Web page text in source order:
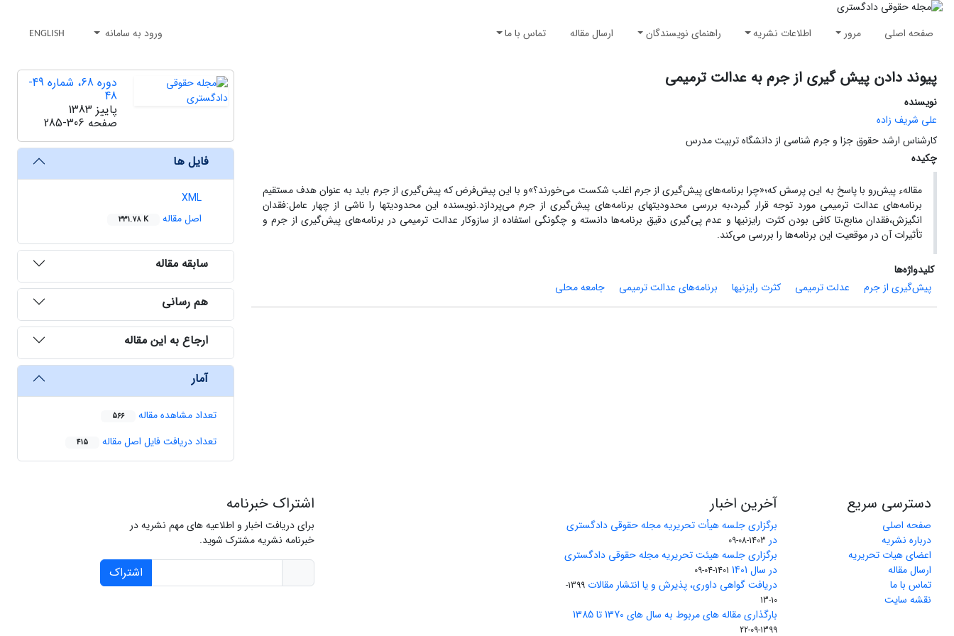
صفحه اصلی مرور اطلاعات نشریه راهنمای نویسندگان ارسال مقاله تماس با ما ورود به سامانه ENGLISH
پیوند دادن پیش گیری از جرم به عدالت ترمیمی
نویسنده
علی شریف زاده
کارشناس ارشد حقوق جزا و جرم شناسی از دانشگاه تربیت مدرس
چکیده
مقالهء پیش‌رو با پاسخ به این پرسش که؛«چرا برنامه‌های پیش‌گیری از جرم‌ اغلب شکست می‌خورند؟»و با این پیش‌فرض که پیش‌گیری از جرم باید به‌ عنوان هدف مستقیم
برنامه‌های عدالت ترمیمی مورد توجه قرار گیرد،به‌ بررسی محدودیتهای برنامه‌های پیش‌گیری از جرم می‌پردازد.نویسنده این‌ محدودیتها را ناشی از چهار عامل:فقدان
انگیزش،فقدان منابع،تا کافی‌ بودن کثرت رایزنیها و عدم پی‌گیری دقیق برنامه‌ها دانسته و چگونگی‌ استفاده از سازوکار عدالت ترمیمی در برنامه‌های پیش‌گیری از جرم و
تأثیرات آن در موقعیت این برنامه‌ها را بررسی می‌کند.
کلیدواژه‌ها
پیش‌گیری از جرم
عدلت ترمیمی کثرت رایزنیها برنامه‌های عدالت ترمیمی جامعه محلی
دوره 68، شماره 49-
48
پاییز 1383
صفحه 285-306
فایل ها
XML
اصل مقاله
331.78 K
سابقه مقاله
هم رسانی
ارجاع به این مقاله
آمار
تعداد مشاهده مقاله 566
تعداد دریافت فایل اصل مقاله 415
دسترسی سریع
صفحه اصلی
درباره نشریه
اعضای هیات تحریریه
ارسال مقاله
تماس با ما
نقشه سایت
آخرین اخبار
برگزاری جلسه هیأت تحریریه مجله حقوقی دادگستری
در 1403-08-09
برگزاری جلسه هیئت تحریریه مجله حقوقی دادگستری
در سال 1401
1401-04-09
دریافت گواهی داوری، پذیرش و یا انتشار مقالات
1399-
10-13
بارگذاری مقاله های مربوط به سال های 1370 تا 1385
1399-09-22
اشتراک خبرنامه
برای دریافت اخبار و اطلاعیه های مهم نشریه در
خبرنامه نشریه مشترک شوید.
اشتراک